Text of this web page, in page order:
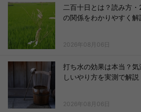
二百十日とは？読み方
の関係をわかりやすく解
2026年08月06日
打ち水の効果は本当？
しいやり方を実測で解説
2026年08月06日